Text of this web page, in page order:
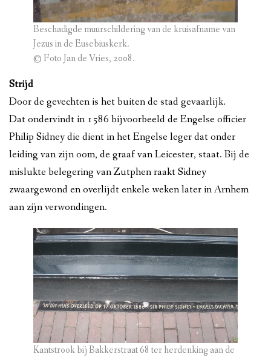
Beschadigde muurschildering van de kruisafname van
Jezus in de Eusebiuskerk.
© Foto Jan de Vries, 2008.
Strijd
Door de gevechten is het buiten de stad gevaarlijk.
Dat ondervindt in 1586 bijvoorbeeld de Engelse officier
Philip Sidney die dient in het Engelse leger dat onder
leiding van zijn oom, de graaf van Leicester, staat. Bij de
mislukte belegering van Zutphen raakt Sidney
zwaargewond en overlijdt enkele weken later in Arnhem
aan zijn verwondingen.
Kantstrook bij Bakkerstraat 68 ter herdenking aan de